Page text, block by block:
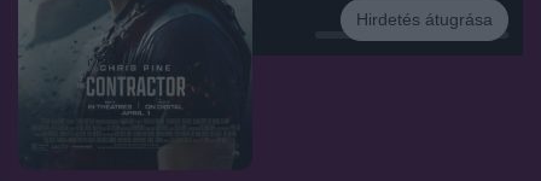
Hirdetés
Hirdetés átugrása